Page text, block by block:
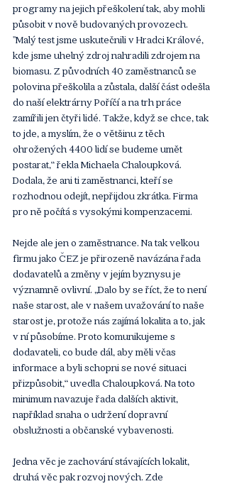
programy na jejich přeškolení tak, aby mohli
působit v nově budovaných provozech.
"Malý test jsme uskutečnili v Hradci Králové,
kde jsme uhelný zdroj nahradili zdrojem na
biomasu. Z původních 40 zaměstnanců se
polovina přeškolila a zůstala, další část odešla
do naší elektrárny Poříčí a na trh práce
zamířili jen čtyři lidé. Takže, když se chce, tak
to jde, a myslím, že o většinu z těch
ohrožených 4400 lidí se budeme umět
postarat,“ řekla Michaela Chaloupková.
Dodala, že ani ti zaměstnanci, kteří se
rozhodnou odejít, nepřijdou zkrátka. Firma
pro ně počítá s vysokými kompenzacemi.
Nejde ale jen o zaměstnance. Na tak velkou
firmu jako ČEZ je přirozeně navázána řada
dodavatelů a změny v jejím byznysu je
významně ovlivní. „Dalo by se říct, že to není
naše starost, ale v našem uvažování to naše
starost je, protože nás zajímá lokalita a to, jak
v ní působíme. Proto komunikujeme s
dodavateli, co bude dál, aby měli včas
informace a byli schopni se nové situaci
přizpůsobit,“ uvedla Chaloupková. Na toto
minimum navazuje řada dalších aktivit,
například snaha o udržení dopravní
obslužnosti a občanské vybavenosti.
Jedna věc je zachování stávajících lokalit,
druhá věc pak rozvoj nových. Zde